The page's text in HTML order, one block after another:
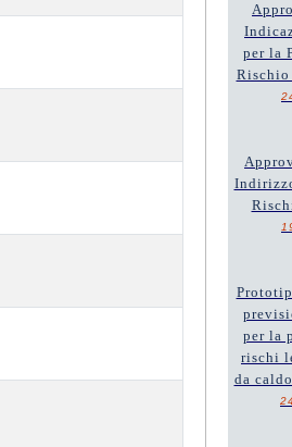
per la
per la
rischi
da